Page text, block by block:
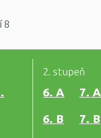
8
2. stupeň
6. A
6. B
7. A
7. B